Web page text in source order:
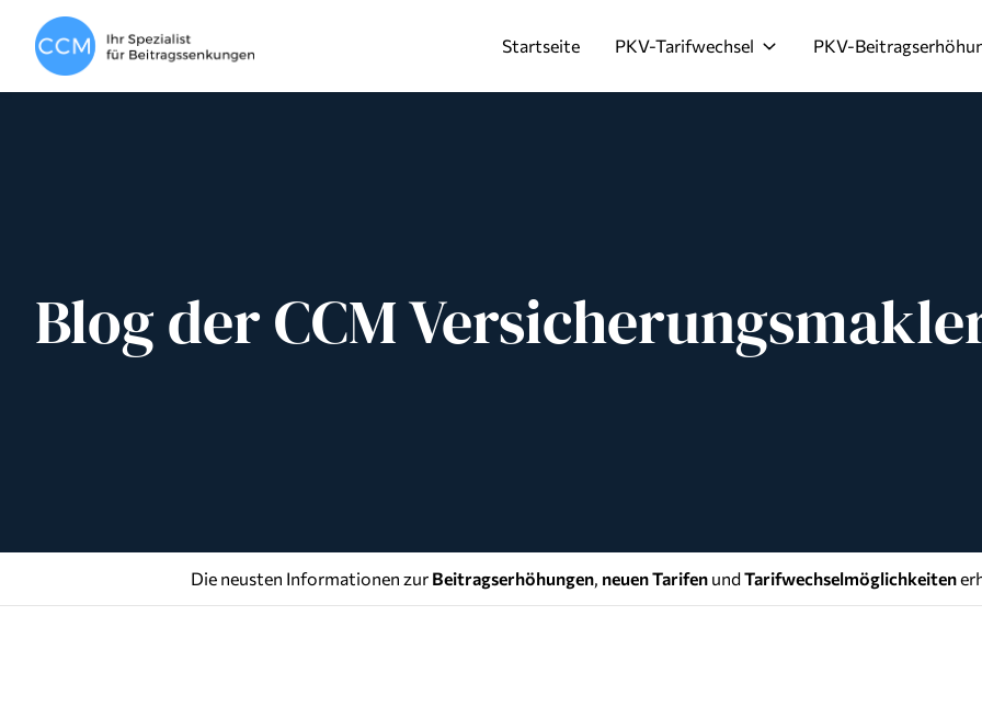
Startseite PKV-Tarifwechsel PKV-
Blog der CCM
Die neusten Informationen zur Beitragserhöhungen, neuen Tarifen undTarifwechselmöglichkeiten